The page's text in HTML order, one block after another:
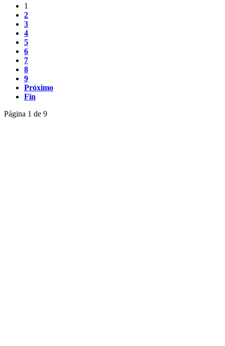
1
2
3
4
5
6
7
8
9
Próximo
Fin
Página 1 de 9